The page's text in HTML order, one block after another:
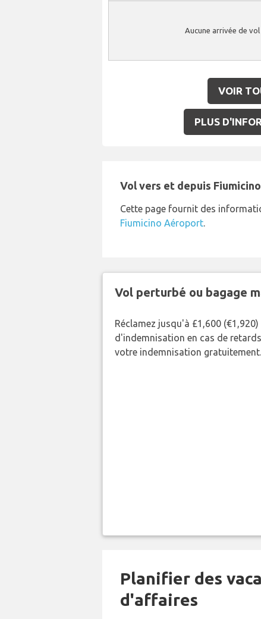
Aucune arrivée de
VOIR
PLUS
Vol vers et depuis
Cette page fournit des
Fiumicino Aéroport.
Vol perturbé ou bagage
Réclamez jusqu'à £1,600
d'indemnisation en cas de
votre indemnisation gratuitement.
Planifier des
d'affaires